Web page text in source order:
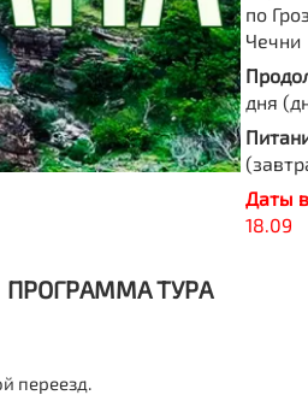
по
Чечни
дня
Даты
18.09
ПРОГРАММА ТУРА
переезд.